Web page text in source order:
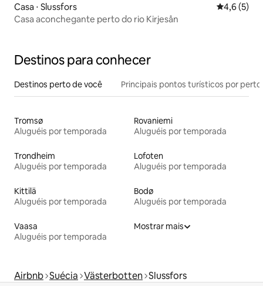
Casa ⋅ Slussfors 4,6 de
4,6 (5)
Casa aconchegante perto do rio Kirjesån
Destinos para conhecer
Destinos perto de você Principais pontos turísticos por perto
Tromsø
Aluguéis por temporada
Rovaniemi
Aluguéis por temporada
Trondheim
Aluguéis por temporada
Lofoten
Aluguéis por temporada
Kittilä
Aluguéis por temporada
Bodø
Aluguéis por temporada
Vaasa
Aluguéis por temporada
Mostrar mais
Airbnb Suécia Västerbotten Slussfors